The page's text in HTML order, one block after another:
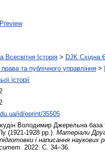
Preview
Всесвітня Історія > DJK Східна
права та публічного управління >
історії
id/eprint/35505
Володимир Джерельна база
(1921-1928 рр.). Матеріали
і написання
. 2022. С. 34–36.